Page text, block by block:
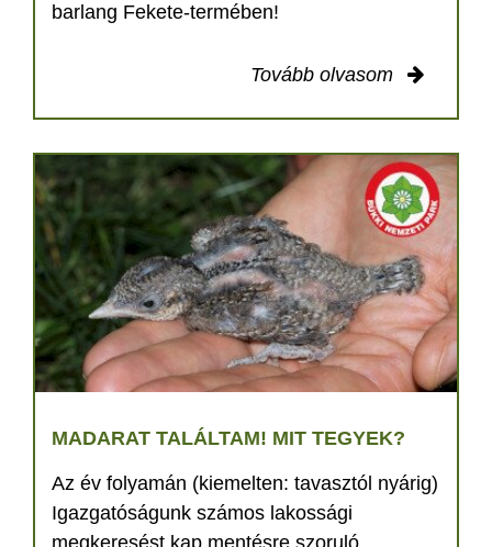
barlang Fekete-termében!
Tovább olvasom
MADARAT TALÁLTAM! MIT TEGYEK?
Az év folyamán (kiemelten: tavasztól nyárig)
Igazgatóságunk számos lakossági